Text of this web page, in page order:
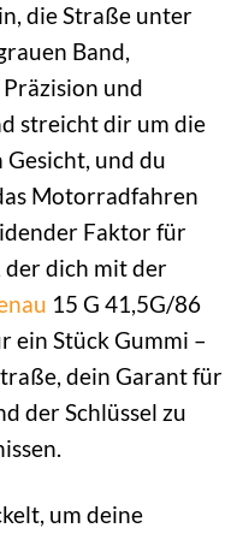
die Straße unter
Band,
und
streicht dir um die
Gesicht, und du
Motorradfahren
Faktor für
der dich mit der
15 G 41,5G/86
ein Stück Gummi –
dein Garant für
der Schlüssel zu
um deine